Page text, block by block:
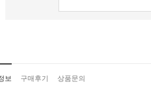
보 구매후기 상품문의